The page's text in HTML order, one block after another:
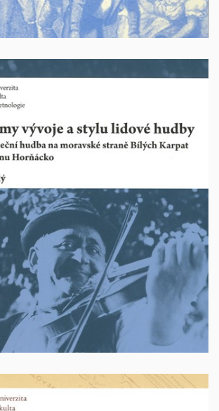
vývoje a stylu lidové hudby.
na moravské straně Bílých karpat v
Brno 2013. 180 stran. ISBN: 978-80-
210-6629-8
V
yprodáno